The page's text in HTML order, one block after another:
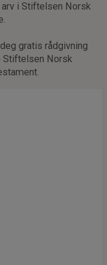
arv i Stiftelsen Norsk
gratis rådgivning
Stiftelsen Norsk